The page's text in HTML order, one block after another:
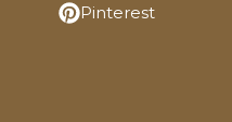
Pinterest